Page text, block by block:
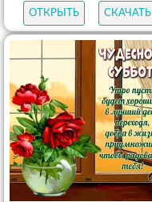
ОТКРЫТЬ СКАЧАТЬ